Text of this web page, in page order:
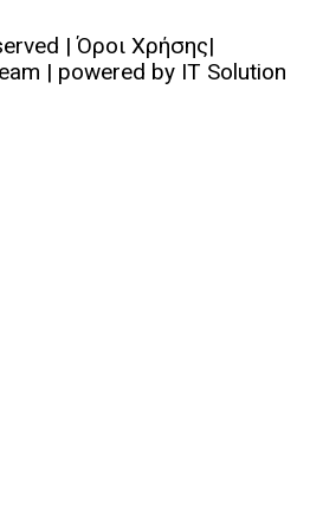
| Όροι Χρήσης|
| powered by IT Solution